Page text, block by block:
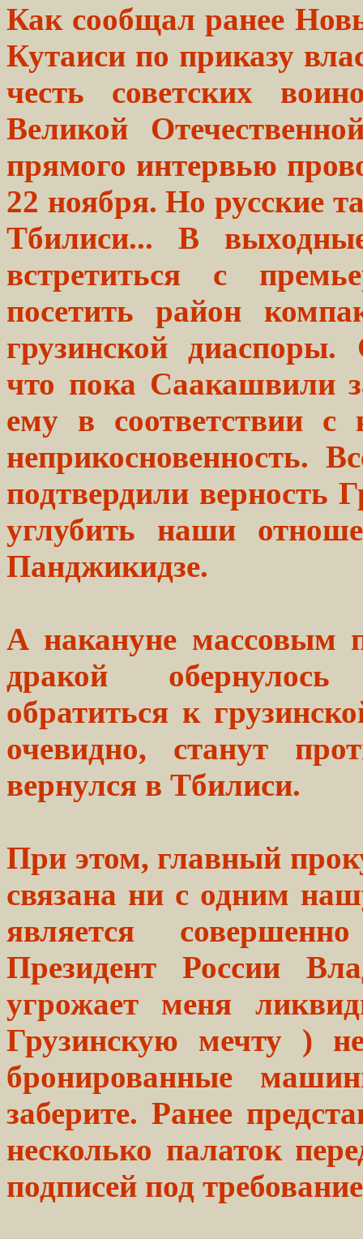
Как сообщал ранее
Кутаиси по приказу
честь советских
Великой
прямого интервью
22 ноября. Но русские
Тбилиси... В
встретиться с
посетить район
грузинской диаспоры.
что пока Саакашвили
ему в соответствии с
неприкосновенность.
подтвердили верность
углубить наши
Панджикидзе.
А накануне массовым
дракой
обратиться к
очевидно, станут
вернулся в Тбилиси.
При этом, главный
связана ни с одним
является
Президент России
угрожает меня
Грузинскую мечту )
бронированные
заберите. Ранее
несколько палаток
подписей под